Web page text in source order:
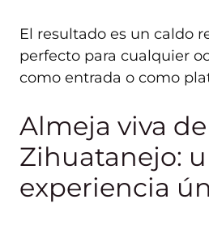
El resultado es un caldo
perfecto para cualquier
como entrada o como
Almeja viva de
Zihuatanejo:
experiencia